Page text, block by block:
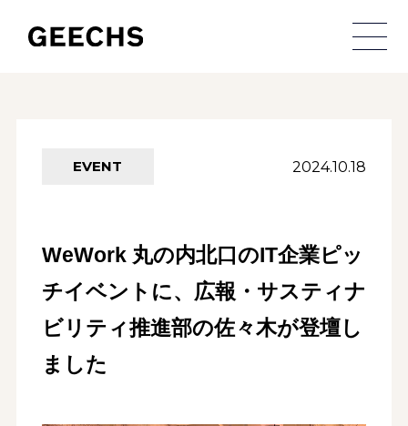
EVENT 2024.10.18
WeWork 丸の内北口のIT企業ピッ
チイベントに、広報・サスティナ
ビリティ推進部の佐々木が登壇し
ました